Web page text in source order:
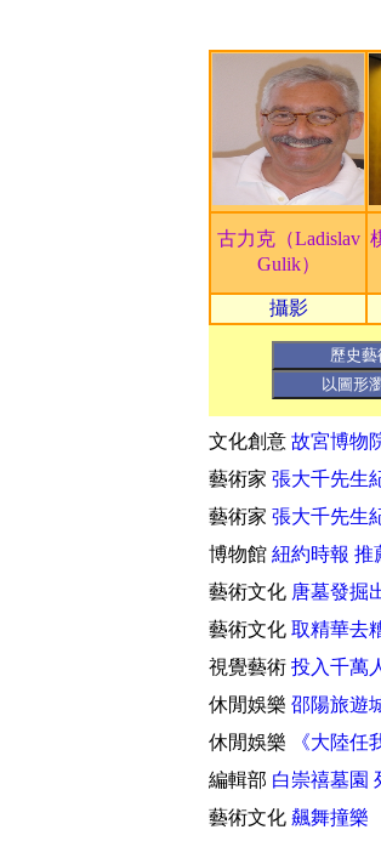
古力克（Ladislav
Gulik）
攝影
藝術文化飆舞撞樂
編輯部古峯神社 天
藝術文化工程師變
甄選人才2012電子
藝術文化日本3D幻
其他廖亦武批莫言
編輯部VIP護持邀
國家寶藏
藝術展覽故宮博物
經典之美
文化創意故宮博物